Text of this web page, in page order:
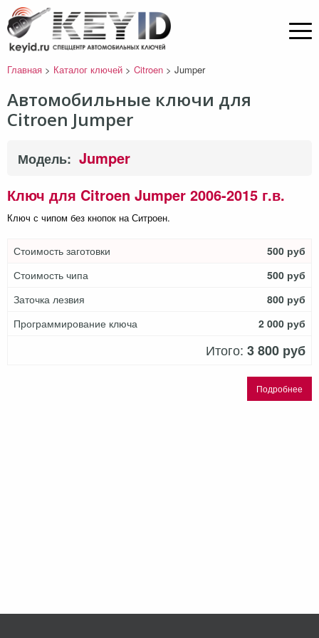
Главная > Каталог ключей > Citroen > Jumper
Автомобильные ключи для
Citroen Jumper
Модель: Jumper
Ключ для Citroen Jumper 2006-2015 г.в.
Ключ с чипом без кнопок на Ситроен.
Стоимость заготовки
500 руб
Стоимость чипа
500 руб
Заточка лезвия
800 руб
Программирование ключа
2 000 руб
Итого: 3 800 руб
Подробнее